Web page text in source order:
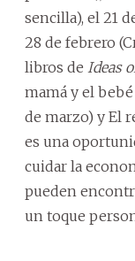
sencilla), el 21
28 de febrero
libros de Ideas
mamá y el
de marzo) y El
es una
cuidar la
pueden
un toque